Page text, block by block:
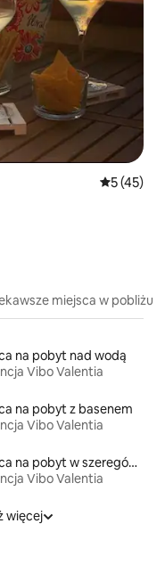
Średnia
5 (45)
miejsca w pobliżu
na pobyt nad wodą
Vibo Valentia
na pobyt z basenem
Vibo Valentia
Miejsca na pobyt w szeregówkach
Vibo Valentia
więcej